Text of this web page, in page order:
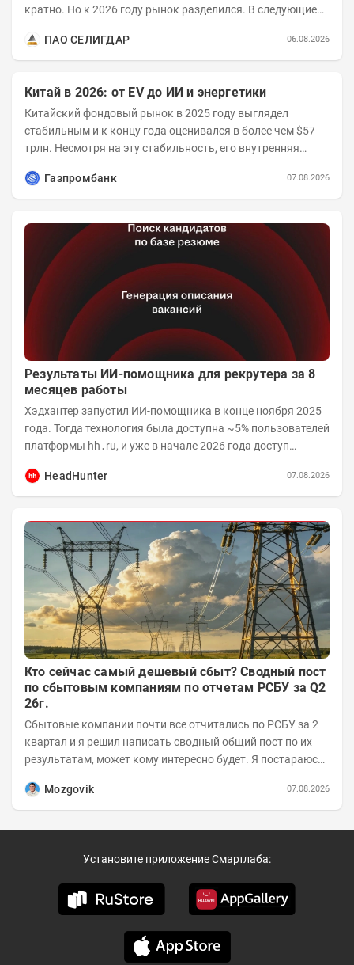
кратно. Но к 2026 году рынок разделился. В следующие
ПАО СЕЛИГДАР
06.08.2026
Китай в 2026: от EV до ИИ и энергетики
Китайский фондовый рынок в 2025 году выглядел
стабильным и к концу года оценивался в более чем $57
трлн. Несмотря на эту стабильность, его внутренняя
Газпромбанк
07.08.2026
Результаты ИИ-помощника для рекрутера за 8
месяцев работы
Хэдхантер запустил ИИ-помощника в конце ноября 2025
года. Тогда технология была доступна ~5% пользователей
платформы hh․ru, и уже в начале 2026 года доступ
HeadHunter
07.08.2026
Кто сейчас самый дешевый сбыт? Сводный пост
по сбытовым компаниям по отчетам РСБУ за Q2
26г.
Сбытовые компании почти все отчитались по РСБУ за 2
квартал и я решил написать сводный общий пост по их
результатам, может кому интересно будет. Я постараюсь
Mozgovik
07.08.2026
Установите приложение Смартлаба: